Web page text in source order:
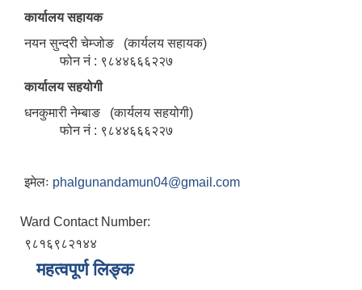
कार्यालय सहायक
नयन सुन्दरी चेम्जोङ (कार्यलय सहायक)
फोन नं : ९८४४६६६२२७
कार्यालय सहयोगी
धनकुमारी नेम्बाङ (कार्यलय सहयोगी)
फोन नं : ९८४४६६६२२७
इमेलः phalgunandamun04@gmail.com
Ward Contact Number:
९८१६९८२१४४
महत्वपूर्ण लिङ्क